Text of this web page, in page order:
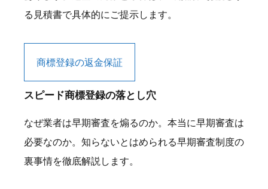
る見積書で具体的にご提示します。
商標登録の返金保証
スピード商標登録の落とし穴
なぜ業者は早期審査を煽るのか。本当に早期審査は
必要なのか。知らないとはめられる早期審査制度の
裏事情を徹底解説します。